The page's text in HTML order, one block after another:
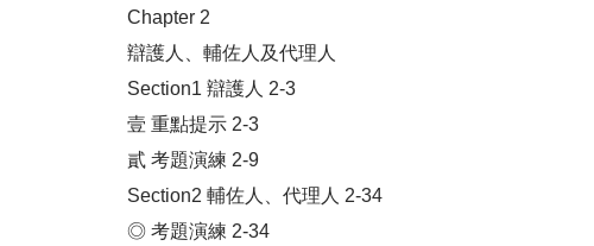
Chapter 2
辯護人、輔佐人及代理人
Section1 辯護人 2-3
壹 重點提示 2-3
貳 考題演練 2-9
Section2 輔佐人、代理人 2-34
◎ 考題演練 2-34